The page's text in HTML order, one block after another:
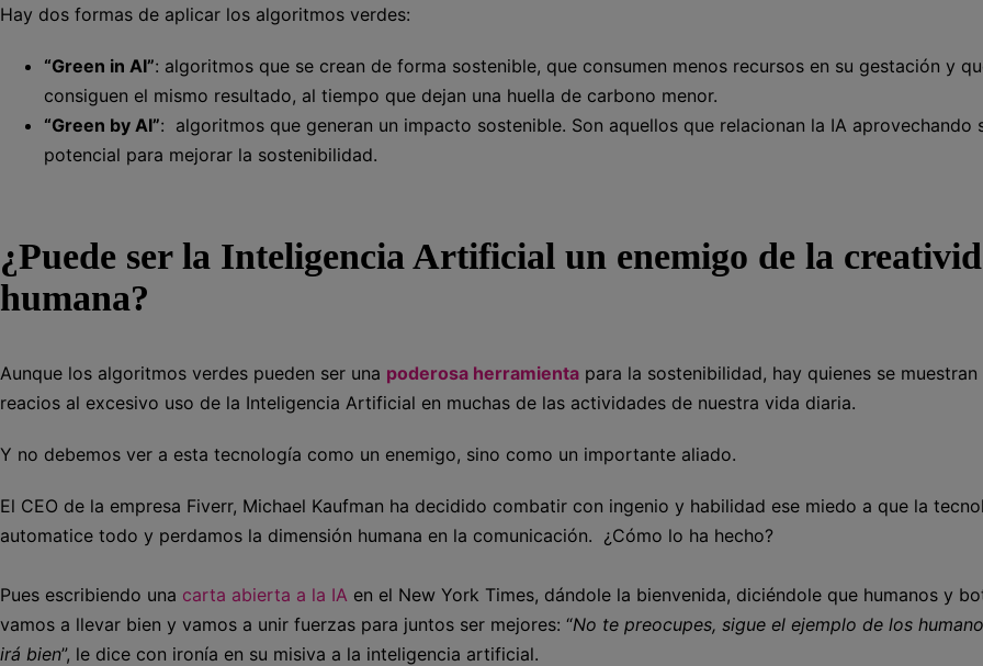
Hay dos formas de aplicar los algoritmos verdes:
“Green in AI”: algoritmos que se crean de forma sostenible, que consumen menos recursos en su gestación y
consiguen el mismo resultado, al tiempo que dejan una huella de carbono menor.
“Green by AI”: algoritmos que generan un impacto sostenible. Son aquellos que relacionan la IA aprovechando
potencial para mejorar la sostenibilidad.
¿Puede ser la Inteligencia Artificial un enemigo de la
humana?
Aunque los algoritmos verdes pueden ser una poderosa herramienta para la sostenibilidad, hay quienes se muestran
reacios al excesivo uso de la Inteligencia Artificial en muchas de las actividades de nuestra vida diaria.
Y no debemos ver a esta tecnología como un enemigo, sino como un importante aliado.
El CEO de la empresa Fiverr, Michael Kaufman ha decidido combatir con ingenio y habilidad ese miedo a que la
automatice todo y perdamos la dimensión humana en la comunicación. ¿Cómo lo ha hecho?
Pues escribiendo una carta abierta a la IA en el New York Times, dándole la bienvenida, diciéndole que humanos y
vamos a llevar bien y vamos a unir fuerzas para juntos ser mejores: “No te preocupes, sigue el ejemplo de los
irá bien”, le dice con ironía en su misiva a la inteligencia artificial.